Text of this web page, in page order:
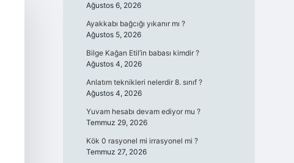
Ağustos 6, 2026
Ayakkabı bağcığı yıkanır mı ?
Ağustos 5, 2026
Bilge Kağan Etil’in babası kimdir ?
Ağustos 4, 2026
Anlatım teknikleri nelerdir 8. sınıf ?
Ağustos 4, 2026
Yuvam hesabı devam ediyor mu ?
Temmuz 29, 2026
Kök 0 rasyonel mi irrasyonel mi ?
Temmuz 27, 2026